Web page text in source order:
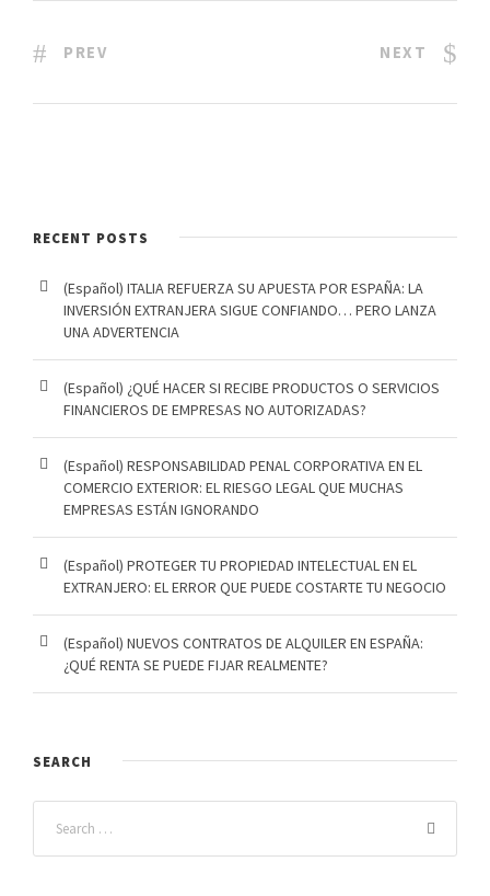
PREV NEXT
RECENT POSTS
(Español) ITALIA REFUERZA SU APUESTA POR ESPAÑA: LA
INVERSIÓN EXTRANJERA SIGUE CONFIANDO… PERO LANZA
UNA ADVERTENCIA
(Español) ¿QUÉ HACER SI RECIBE PRODUCTOS O SERVICIOS
FINANCIEROS DE EMPRESAS NO AUTORIZADAS?
(Español) RESPONSABILIDAD PENAL CORPORATIVA EN EL
COMERCIO EXTERIOR: EL RIESGO LEGAL QUE MUCHAS
EMPRESAS ESTÁN IGNORANDO
(Español) PROTEGER TU PROPIEDAD INTELECTUAL EN EL
EXTRANJERO: EL ERROR QUE PUEDE COSTARTE TU NEGOCIO
(Español) NUEVOS CONTRATOS DE ALQUILER EN ESPAÑA:
¿QUÉ RENTA SE PUEDE FIJAR REALMENTE?
SEARCH